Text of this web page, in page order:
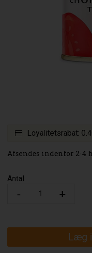
Loyalitetsrabat:
Afsendes indenfor 2-4
Antal
Læg